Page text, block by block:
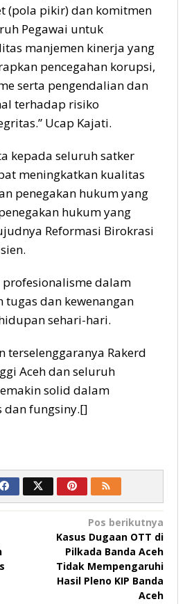
(pola pikir) dan komitmen
Pegawai untuk
manjemen kinerja yang
pencegahan korupsi,
serta pengendalian dan
terhadap risiko
Ucap Kajati.
kepada seluruh satker
meningkatkan kualitas
penegakan hukum yang
hukum yang
Reformasi Birokrasi
profesionalisme dalam
tugas dan kewenangan
sehari-hari.
terselenggaranya Rakerd
Aceh dan seluruh
solid dalam
dan fungsiny.[]
Pos berikutnya
Kasus Dugaan OTT di
Pilkada Banda Aceh
Tidak Mempengaruhi
Hasil Pleno KIP Banda
Aceh